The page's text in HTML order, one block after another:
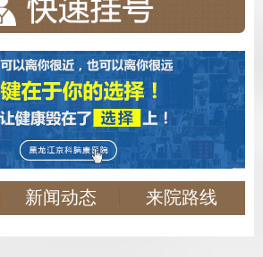
新闻动态 来院路线